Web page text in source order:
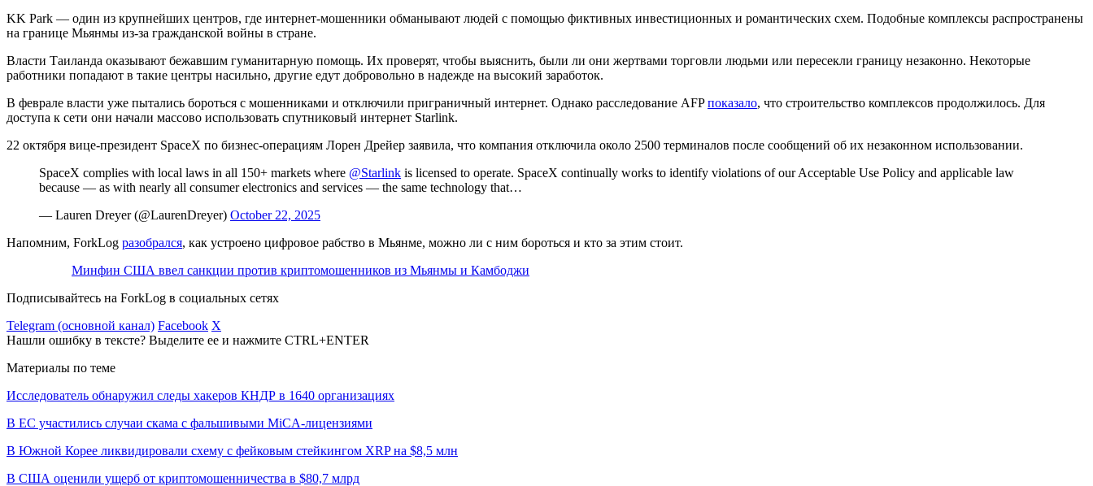
KK Park — один из крупнейших центров, где интернет-мошенники обманывают людей с помощью фиктивных инвестиционных и романтических схем. Подобные комплексы распространены
на границе Мьянмы из-за гражданской войны в стране.
Власти Таиланда оказывают бежавшим гуманитарную помощь. Их проверят, чтобы выяснить, были ли они жертвами торговли людьми или пересекли границу незаконно. Некоторые
работники попадают в такие центры насильно, другие едут добровольно в надежде на высокий заработок.
В феврале власти уже пытались бороться с мошенниками и отключили приграничный интернет. Однако расследование AFPпоказало, что строительство комплексов продолжилось. Для
доступа к сети они начали массово использовать спутниковый интернет Starlink.
22 октября вице-президент SpaceX по бизнес-операциям Лорен Дрейер заявила, что компания отключила около 2500 терминалов после сообщений об их незаконном использовании.
SpaceX complies with local laws in all 150+ markets where @Starlink is licensed to operate. SpaceX continually works to identify violations of our Acceptable Use Policy and applicable law
because — as with nearly all consumer electronics and services — the same technology that…
— Lauren Dreyer (@LaurenDreyer) October 22, 2025
Напомним, ForkLog разобрался, как устроено цифровое рабство в Мьянме, можно ли с ним бороться и кто за этим стоит.
Минфин США ввел санкции против криптомошенников из Мьянмы и Камбоджи
Подписывайтесь на ForkLog в социальных сетях
Telegram (основной канал) Facebook X
Нашли ошибку в тексте? Выделите ее и нажмите CTRL+ENTER
Материалы по теме
Исследователь обнаружил следы хакеров КНДР в 1640 организациях
В ЕС участились случаи скама с фальшивыми MiCA-лицензиями
В Южной Корее ликвидировали схему с фейковым стейкингом XRP на $8,5 млн
В США оценили ущерб от криптомошенничества в $80,7 млрд